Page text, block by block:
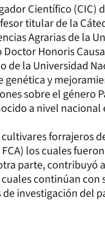
Científico (CIC)
titular de la
Agrarias de la
Honoris
de la Universidad
y
sobre el género
a nivel
forrajeros
los cuales
parte, contribuyó
continúan con
investigación del